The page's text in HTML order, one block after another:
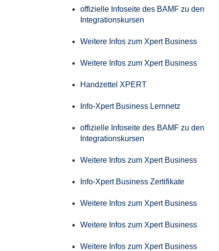
offizielle Infoseite des BAMF zu den
Integrationskursen
Weitere Infos zum Xpert Business
Weitere Infos zum Xpert Business
Handzettel XPERT
Info-Xpert Business Lernnetz
offizielle Infoseite des BAMF zu den
Integrationskursen
Weitere Infos zum Xpert Business
Info-Xpert Business Zertifikate
Weitere Infos zum Xpert Business
Weitere Infos zum Xpert Business
Weitere Infos zum Xpert Business